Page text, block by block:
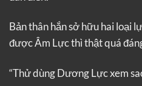
Bản thân hắn sở hữu hai loại
được Âm Lực thì thật quá
“Thử dùng Dương Lực xem